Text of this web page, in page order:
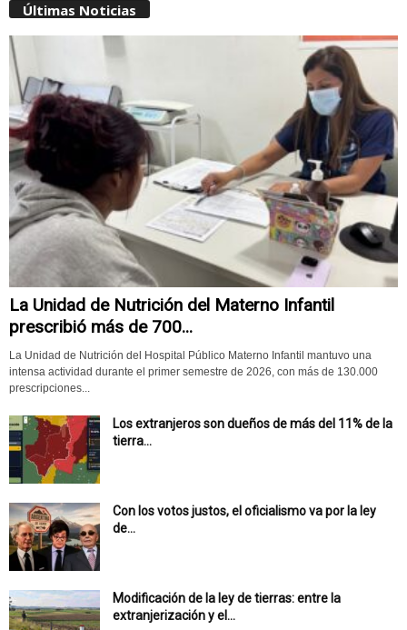
Últimas Noticias
La Unidad de Nutrición del Materno Infantil
prescribió más de 700...
La Unidad de Nutrición del Hospital Público Materno Infantil mantuvo una
intensa actividad durante el primer semestre de 2026, con más de 130.000
prescripciones...
Los extranjeros son dueños de más del 11% de la
tierra...
Con los votos justos, el oficialismo va por la ley
de...
Modificación de la ley de tierras: entre la
extranjerización y el...